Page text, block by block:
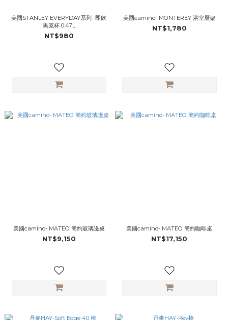
美國STANLEY ​​​EVERYDAY系列- 即飲
馬克杯 0.47L
NT$980
美國camino- MONTEREY 浴室層架
NT$1,780
美國camino- MATEO 簡約玻璃邊桌
NT$9,150
美國camino- MATEO 簡約咖啡桌
NT$17,150